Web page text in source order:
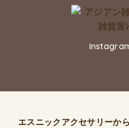
エスニックアクセサリーか